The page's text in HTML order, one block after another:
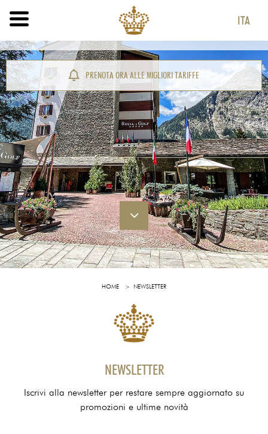
ITA
ENG
PRENOTA ORA ALLE MIGLIORI TARIFFE
HOME NEWSLETTER
NEWSLETTER
Iscrivi alla newsletter per restare sempre aggiornato su
promozioni e ultime novità